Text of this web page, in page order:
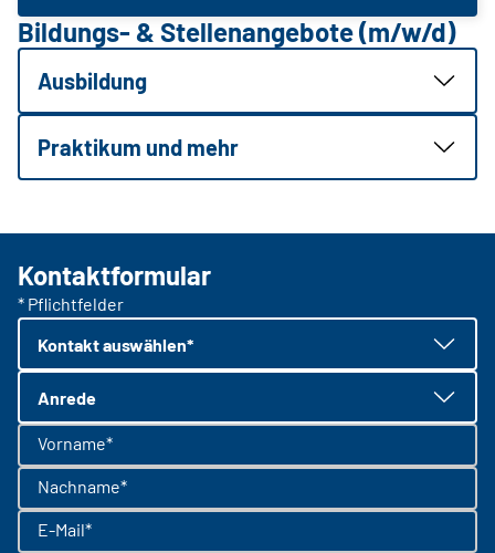
Bildungs- & Stellenangebote (m/w/d)
Ausbildung
Praktikum und mehr
Kontaktformular
* Pflichtfelder
Kontakt auswählen*
Anrede
Vorname*
Nachname*
E-Mail*